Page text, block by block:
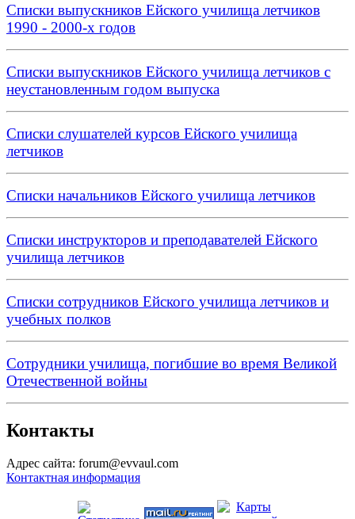
Списки выпускников Ейского училища летчиков
1990 - 2000-х годов
Списки выпускников Ейского училища летчиков с
неустановленным годом выпуска
Списки слушателей курсов Ейского училища
летчиков
Списки начальников Ейского училища летчиков
Списки инструкторов и преподавателей Ейского
училища летчиков
Списки сотрудников Ейского училища летчиков и
учебных полков
Сотрудники училища, погибшие во время Великой
Отечественной войны
Контакты
Адрес сайта: forum@evvaul.com
Контактная информация